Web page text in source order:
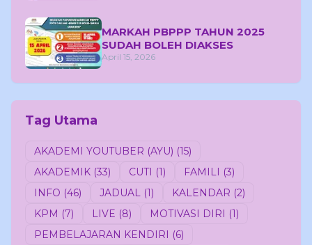
MARKAH PBPPP TAHUN 2025
SUDAH BOLEH DIAKSES
April 15, 2026
Tag Utama
AKADEMI YOUTUBER (AYU) (15)
AKADEMIK (33) CUTI (1) FAMILI (3)
INFO (46) JADUAL (1) KALENDAR (2)
KPM (7) LIVE (8) MOTIVASI DIRI (1)
PEMBELAJARAN KENDIRI (6)